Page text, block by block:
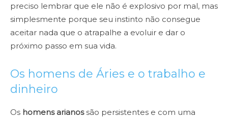
preciso lembrar que ele não é explosivo por mal, mas
simplesmente porque seu instinto não consegue
aceitar nada que o atrapalhe a evoluir e dar o
próximo passo em sua vida.
Os homens de Áries e o trabalho e
dinheiro
Os homens arianossão persistentes e com uma